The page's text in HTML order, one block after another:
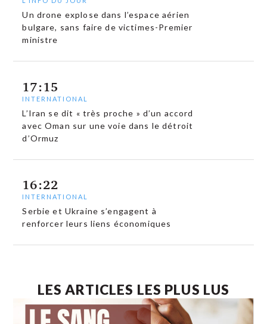
Un drone explose dans l’espace aérien
bulgare, sans faire de victimes-Premier
ministre
17:15
INTERNATIONAL
L’Iran se dit « très proche » d’un accord
avec Oman sur une voie dans le détroit
d’Ormuz
16:22
INTERNATIONAL
Serbie et Ukraine s’engagent à
renforcer leurs liens économiques
LES ARTICLES LES PLUS LUS